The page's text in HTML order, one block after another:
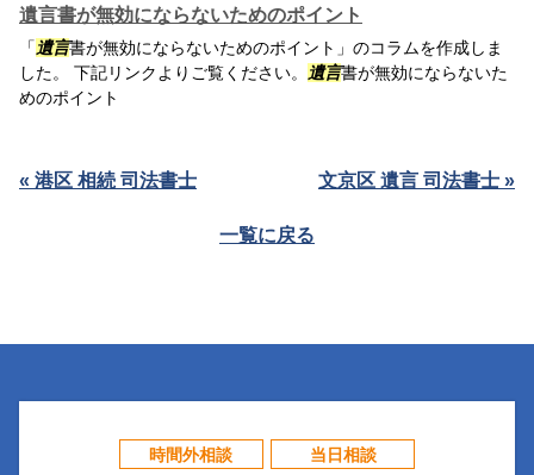
遺言書が無効にならないためのポイント
「 遺言書が無効にならないためのポイント」のコラムを作成しま
した。 下記リンクよりご覧ください。
遺言書が無効にならないた
めのポイント
« 港区 相続 司法書士 文京区 遺言 司法書士 »
一覧に戻る
時間外相談
当日相談